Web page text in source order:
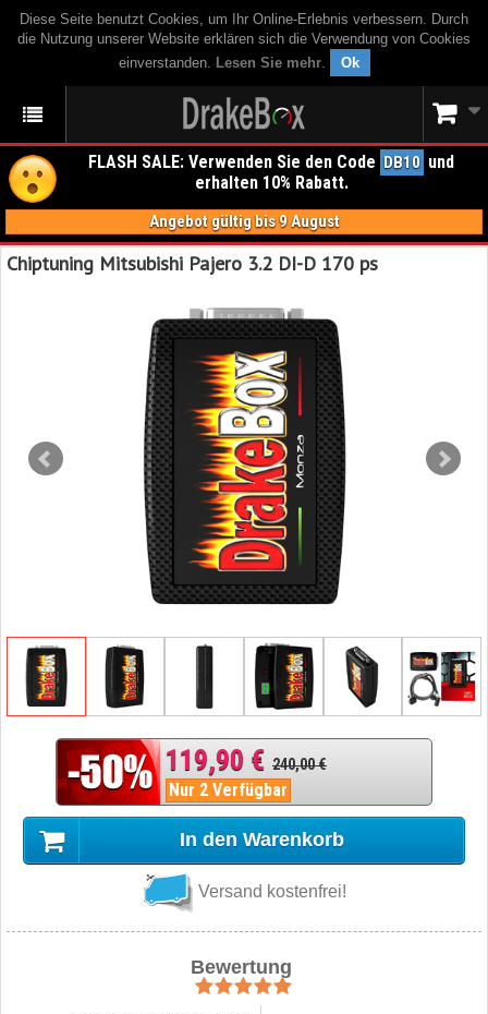
Diese Seite benutzt Cookies, um Ihr Online-Erlebnis verbessern. Durch
die Nutzung unserer Website erklären sich die Verwendung von Cookies
einverstanden. Lesen Sie mehr. Ok
FLASH SALE: Verwenden Sie den Code DB10 und
erhalten 10% Rabatt.
Angebot gültig bis 9 August
Chiptuning Mitsubishi Pajero 3.2 DI-D 170 ps
119,90 € 240,00 €
Nur 2 Verfügbar
In den Warenkorb
Versand kostenfrei!
Bewertung